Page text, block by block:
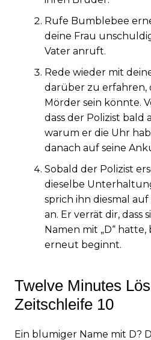
Rufe Bumblebee
deine Frau
Vater anruft.
Rede wieder mit
darüber zu erfahren,
Mörder sein könnte.
dass der Polizist
warum er die Uhr
danach auf seine
Sobald der Polizist
dieselbe
sprich ihn diesmal
an. Er verrät dir, dass
Namen mit „D“
erneut beginnt.
Twelve Minutes
Zeitschleife 10
Ein blumiger Name mit D?